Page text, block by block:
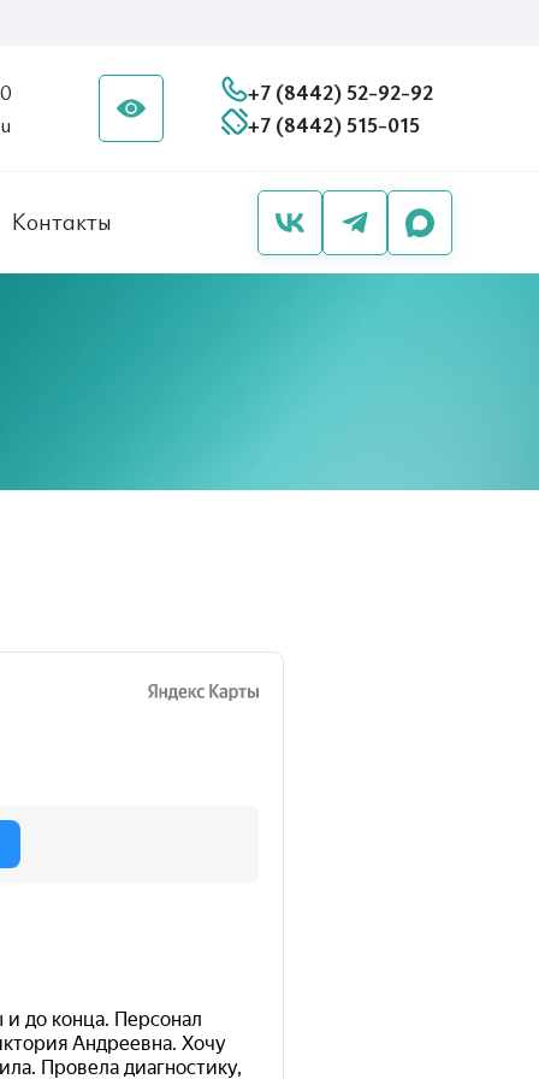
+7 (8442) 52-92-92
+7 (8442) 515-015
Контакты